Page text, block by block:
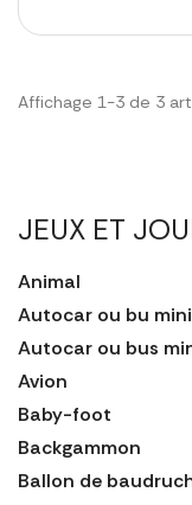
JEUX ET
Animal
Autocar ou bu
Autocar ou bus
Avion
Baby-foot
Backgammon
Ballon de
Affichage 1-3 de 3